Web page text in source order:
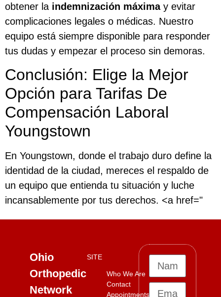
obtener la indemnización máximay evitar
complicaciones legales o médicas. Nuestro
equipo está siempre disponible para responder
tus dudas y empezar el proceso sin demoras.
Conclusión: Elige la Mejor
Opción para Tarifas De
Compensación Laboral
Youngstown
En Youngstown, donde el trabajo duro define la
identidad de la ciudad, mereces el respaldo de
un equipo que entienda tu situación y luche
incansablemente por tus derechos. <a href="
Ohio
Orthopedic
Network
SITE
Who We Are
Contact
Appointments